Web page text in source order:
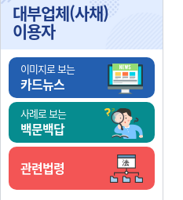
대부업체(사채)
이용자
이미지로 보는
카드뉴스
사례로 보는
백문백답
관련법령